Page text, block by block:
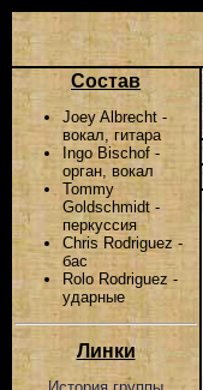
Состав
Joey Albrecht -
вокал, гитара
Ingo Bischof -
орган, вокал
Tommy
Goldschmidt -
перкуссия
Chris Rodriguez -
бас
Rolo Rodriguez -
ударные
Линки